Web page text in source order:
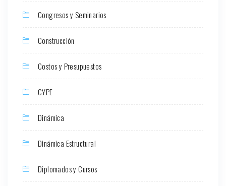
Congresos y Seminarios
Construcción
Costos y Presupuestos
CYPE
Dinámica
Dinámica Estructural
Diplomados y Cursos